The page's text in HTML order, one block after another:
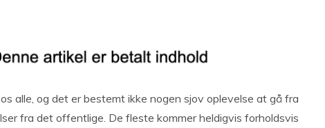
alle, og det er bestemt ikke nogen sjov oplevelse at gå fra
fra det offentlige. De fleste kommer heldigvis forholdsvis